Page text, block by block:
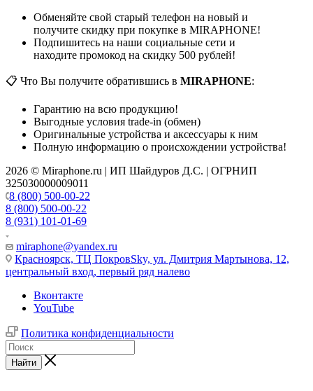
Обменяйте свой старый телефон на новый и
получите скидку при покупке в MIRAPHONE!
Подпишитесь на наши социальные сети и
находите промокод на скидку 500 рублей!
📋 Что Вы получите обратившись в MIRAPHONE:
Гарантию на всю продукцию!
Выгодные условия trade-in (обмен)
Оригинальные устройства и аксессуары к ним
Полную информацию о происхождении устройства!
2026 © Miraphone.ru | ИП Шайдуров Д.С. | ОГРНИП
325030000009011
8 (800) 500-00-22
8 (800) 500-00-22
8 (931) 101-01-69
miraphone@yandex.ru
Красноярск, ТЦ ПокровSky, ул. Дмитрия Мартынова, 12,
центральный вход, первый ряд налево
Вконтакте
YouTube
Политика конфиденциальности
Найти